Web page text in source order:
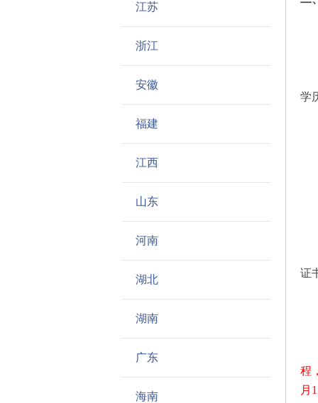
江苏
浙江
安徽
福建
江西
山东
河南
湖北
湖南
广东
海南
学
证
程
月